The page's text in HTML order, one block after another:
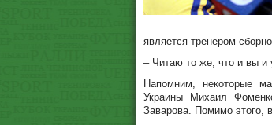
является тренером
– Читаю то же, что и вы и
Напомним, некоторые
Украины Михаил
Заварова. Помимо этого,